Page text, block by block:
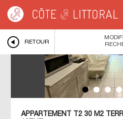
MARSEILLE 12EME
RETOUR
APPARTEMENT T2 30 M2